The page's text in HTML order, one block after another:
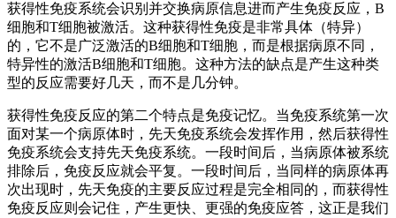
获得性免疫系统会识别并交换病原信息进而产生免疫反应，B
细胞和T细胞被激活。这种获得性免疫是非常具体（特异）
的，它不是广泛激活的B细胞和T细胞，而是根据病原不同，
特异性的激活B细胞和T细胞。这种方法的缺点是产生这种类
型的反应需要好几天，而不是几分钟。
获得性免疫反应的第二个特点是免疫记忆。当免疫系统第一次
面对某一个病原体时，先天免疫系统会发挥作用，然后获得性
免疫系统会支持先天免疫系统。一段时间后，当病原体被系统
排除后，免疫反应就会平复。一段时间后，当同样的病原体再
次出现时，先天免疫的主要反应过程是完全相同的，而获得性
免疫反应则会记住，产生更快、更强的免疫应答，这正是我们